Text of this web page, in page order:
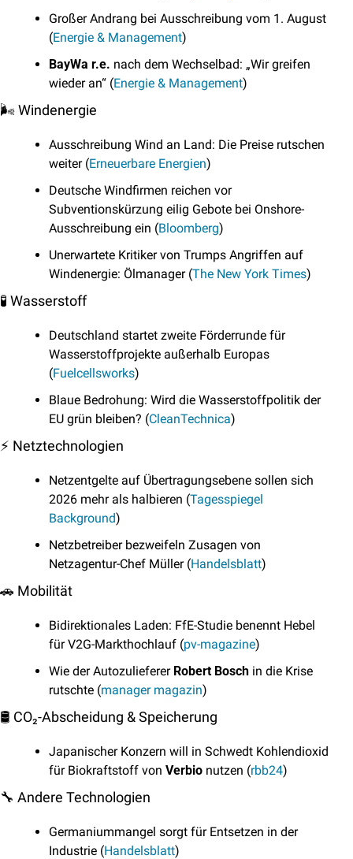
Großer Andrang bei Ausschreibung vom 1. August
(Energie & Management)
BayWa r.e. nach dem Wechselbad: „Wir greifen
wieder an“ (Energie & Management)
🌬️ Windenergie
Ausschreibung Wind an Land: Die Preise rutschen
weiter (Erneuerbare Energien)
Deutsche Windfirmen reichen vor
Subventionskürzung eilig Gebote bei Onshore-
Ausschreibung ein (Bloomberg)
Unerwartete Kritiker von Trumps Angriffen auf
Windenergie: Ölmanager (The New York Times)
🧪 Wasserstoff
Deutschland startet zweite Förderrunde für
Wasserstoffprojekte außerhalb Europas
(Fuelcellsworks)
Blaue Bedrohung: Wird die Wasserstoffpolitik der
EU grün bleiben? (CleanTechnica)
⚡ Netztechnologien
Netzentgelte auf Übertragungsebene sollen sich
2026 mehr als halbieren (Tagesspiegel
Background)
Netzbetreiber bezweifeln Zusagen von
Netzagentur-Chef Müller (Handelsblatt)
🚗 Mobilität
Bidirektionales Laden: FfE-Studie benennt Hebel
für V2G-Markthochlauf (pv-magazine)
Wie der Autozulieferer Robert Bosch in die Krise
rutschte (manager magazin)
🛢️ CO₂-Abscheidung & Speicherung
Japanischer Konzern will in Schwedt Kohlendioxid
für Biokraftstoff von Verbio nutzen (rbb24)
🔧 Andere Technologien
Germaniummangel sorgt für Entsetzen in der
Industrie (Handelsblatt)